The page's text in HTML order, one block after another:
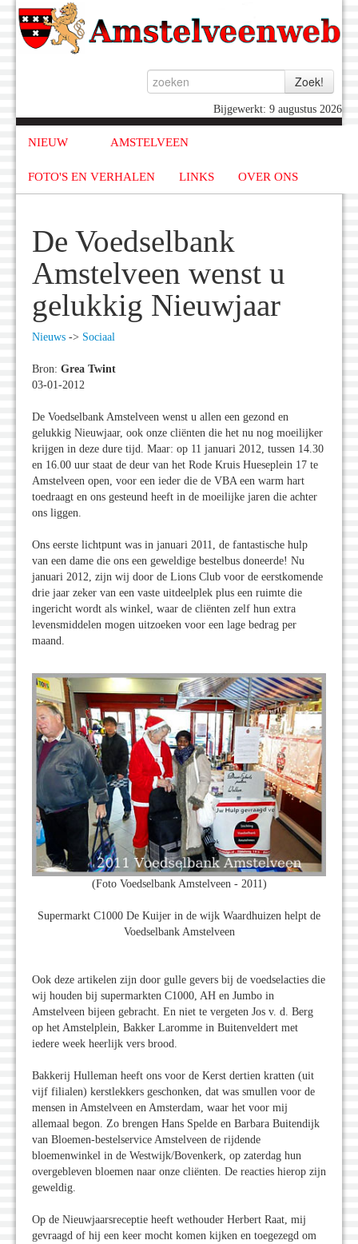
Bijgewerkt: 9 augustus 2026
NIEUW AMSTELVEEN
FOTO'S EN VERHALEN LINKS OVER ONS
De Voedselbank
Amstelveen wenst u
gelukkig Nieuwjaar
Nieuws -> Sociaal
Bron: Grea Twint
03-01-2012
De Voedselbank Amstelveen wenst u allen een gezond en
gelukkig Nieuwjaar, ook onze cliënten die het nu nog moeilijker
krijgen in deze dure tijd. Maar: op 11 januari 2012, tussen 14.30
en 16.00 uur staat de deur van het Rode Kruis Hueseplein 17 te
Amstelveen open, voor een ieder die de VBA een warm hart
toedraagt en ons gesteund heeft in de moeilijke jaren die achter
ons liggen.
Ons eerste lichtpunt was in januari 2011, de fantastische hulp
van een dame die ons een geweldige bestelbus doneerde! Nu
januari 2012, zijn wij door de Lions Club voor de eerstkomende
drie jaar zeker van een vaste uitdeelplek plus een ruimte die
ingericht wordt als winkel, waar de cliënten zelf hun extra
levensmiddelen mogen uitzoeken voor een lage bedrag per
maand.
(Foto Voedselbank Amstelveen - 2011)
Supermarkt C1000 De Kuijer in de wijk Waardhuizen helpt de
Voedselbank Amstelveen
Ook deze artikelen zijn door gulle gevers bij de voedselacties die
wij houden bij supermarkten C1000, AH en Jumbo in
Amstelveen bijeen gebracht. En niet te vergeten Jos v. d. Berg
op het Amstelplein, Bakker Laromme in Buitenveldert met
iedere week heerlijk vers brood.
Bakkerij Hulleman heeft ons voor de Kerst dertien kratten (uit
vijf filialen) kerstlekkers geschonken, dat was smullen voor de
mensen in Amstelveen en Amsterdam, waar het voor mij
allemaal begon. Zo brengen Hans Spelde en Barbara Buitendijk
van Bloemen-bestelservice Amstelveen de rijdende
bloemenwinkel in de Westwijk/Bovenkerk, op zaterdag hun
overgebleven bloemen naar onze cliënten. De reacties hierop zijn
geweldig.
Op de Nieuwjaarsreceptie heeft wethouder Herbert Raat, mij
gevraagd of hij een keer mocht komen kijken en toegezegd om